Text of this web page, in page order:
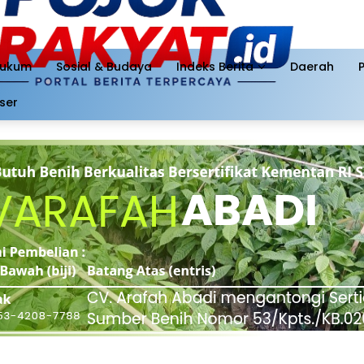
Sosial & Budaya Indeks Berita Daerah